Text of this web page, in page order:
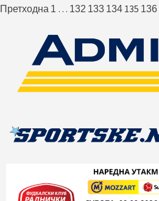
Пагинација
чланака
Претходна 1 … 132 133 134 135 136